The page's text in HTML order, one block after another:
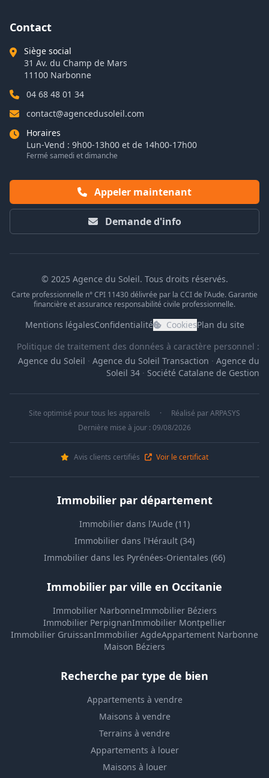
Contact
Siège social
31 Av. du Champ de Mars
11100 Narbonne
04 68 48 01 34
contact@agencedusoleil.com
Horaires
Lun-Vend : 9h00-13h00 et de 14h00-17h00
Fermé samedi et dimanche
Appeler maintenant
Demande d'info
© 2025 Agence du Soleil. Tous droits réservés.
Carte professionnelle n° CPI 11430 délivrée par la CCI de l'Aude. Garantie
financière et assurance responsabilité civile professionnelle.
Mentions légalesConfidentialité CookiesPlan du site
Politique de traitement des données à caractère personnel :
Agence du Soleil · Agence du Soleil Transaction · Agence du
Soleil 34 · Société Catalane de Gestion
Site optimisé pour tous les appareils · Réalisé parARPASYS
Dernière mise à jour : 09/08/2026
Avis clients certifiés Voir le certificat
Immobilier par département
Immobilier dans l'Aude (11)
Immobilier dans l'Hérault (34)
Immobilier dans les Pyrénées-Orientales (66)
Immobilier par ville en Occitanie
Immobilier NarbonneImmobilier Béziers
Immobilier PerpignanImmobilier Montpellier
Immobilier GruissanImmobilier AgdeAppartement Narbonne
Maison Béziers
Recherche par type de bien
Appartements à vendre
Maisons à vendre
Terrains à vendre
Appartements à louer
Maisons à louer